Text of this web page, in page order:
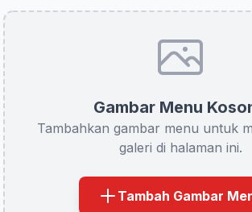
Gambar Menu
Tambahkan gambar menu untuk
galeri di halaman ini.
Tambah Gambar